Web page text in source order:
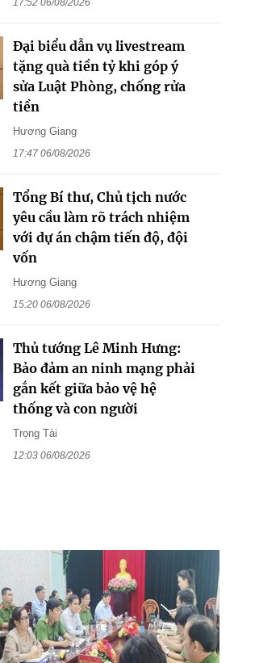
17:52 06/08/2026
Đại biểu dẫn vụ livestream
tặng quà tiền tỷ khi góp ý
sửa Luật Phòng, chống rửa
tiền
Hương Giang
17:47 06/08/2026
Tổng Bí thư, Chủ tịch nước
yêu cầu làm rõ trách nhiệm
với dự án chậm tiến độ, đội
vốn
Hương Giang
15:20 06/08/2026
Thủ tướng Lê Minh Hưng:
Bảo đảm an ninh mạng phải
gắn kết giữa bảo vệ hệ
thống và con người
Trọng Tài
12:03 06/08/2026